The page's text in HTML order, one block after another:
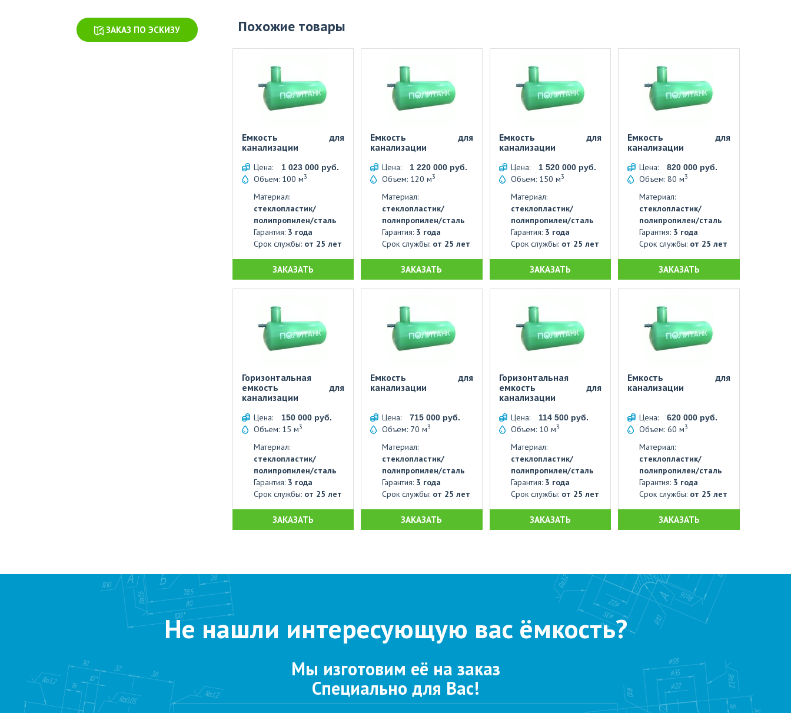
ЗАКАЗ ПО ЭСКИЗУ Похожие товары
Емкость для
канализации
Цена: 1 023 000 руб.
Объем: 100 м3
Материал:
стеклопластик/
полипропилен/сталь
Гарантия: 3 года
Срок службы: от 25 лет
ЗАКАЗАТЬ
Емкость для
канализации
Цена: 1 220 000 руб.
Объем: 120 м3
Материал:
стеклопластик/
полипропилен/сталь
Гарантия: 3 года
Срок службы: от 25 лет
ЗАКАЗАТЬ
Емкость для
канализации
Цена: 1 520 000 руб.
Объем: 150 м3
Материал:
стеклопластик/
полипропилен/сталь
Гарантия: 3 года
Срок службы: от 25 лет
ЗАКАЗАТЬ
Емкость для
канализации
Цена: 820 000 руб.
Объем: 80 м3
Материал:
стеклопластик/
полипропилен/сталь
Гарантия: 3 года
Срок службы: от 25 лет
ЗАКАЗАТЬ
Горизонтальная
емкость для
канализации
Цена: 150 000 руб.
Объем: 15 м3
Материал:
стеклопластик/
полипропилен/сталь
Гарантия: 3 года
Срок службы: от 25 лет
ЗАКАЗАТЬ
Емкость для
канализации
Цена: 715 000 руб.
Объем: 70 м3
Материал:
стеклопластик/
полипропилен/сталь
Гарантия: 3 года
Срок службы: от 25 лет
ЗАКАЗАТЬ
Горизонтальная
емкость для
канализации
Цена: 114 500 руб.
Объем: 10 м3
Материал:
стеклопластик/
полипропилен/сталь
Гарантия: 3 года
Срок службы: от 25 лет
ЗАКАЗАТЬ
Емкость для
канализации
Цена: 620 000 руб.
Объем: 60 м3
Материал:
стеклопластик/
полипропилен/сталь
Гарантия: 3 года
Срок службы: от 25 лет
ЗАКАЗАТЬ
Не нашли интересующую вас ёмкость?
Мы изготовим её на заказ
Специально для Вас!